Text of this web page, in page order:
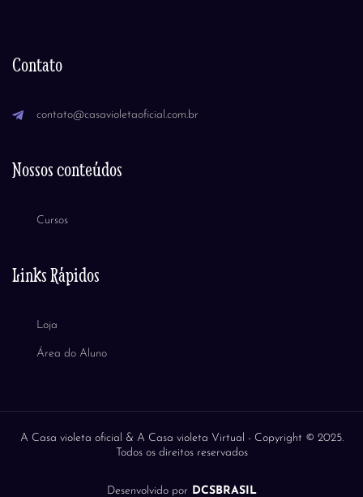
Contato
contato@casavioletaoficial.com.br
Nossos conteúdos
Cursos
Links Rápidos
Loja
Área do Aluno
A Casa violeta oficial & A Casa violeta Virtual - Copyright © 2025.
Todos os direitos reservados
Desenvolvido porDCSBRASIL